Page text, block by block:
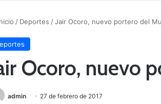
/ Deportes /Jair Ocoro, nuevo portero del
Ocoro, nuevo
admin 27 de febrero de 2017